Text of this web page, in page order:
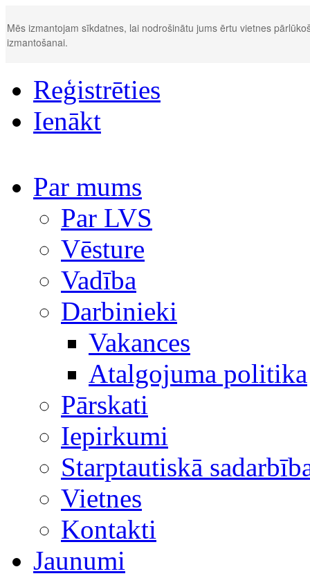
Mēs izmantojam sīkdatnes, lai nodrošinātu jums ērtu vietnes
izmantošanai.
Reģistrēties
Ienākt
Par mums
Par LVS
Vēsture
Vadība
Darbinieki
Vakances
Atalgojuma politika
Pārskati
Iepirkumi
Starptautiskā
Vietnes
Kontakti
Jaunumi